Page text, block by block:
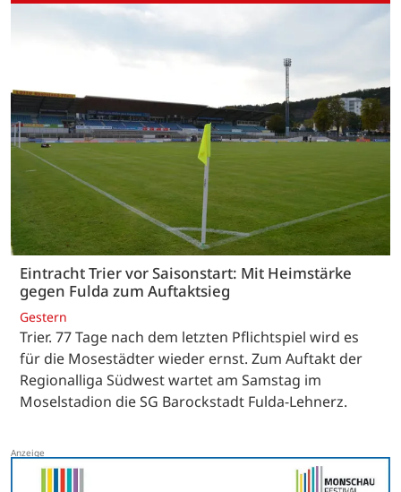
Eintracht Trier vor Saisonstart: Mit Heimstärke
gegen Fulda zum Auftaktsieg
Gestern
Trier. 77 Tage nach dem letzten Pflichtspiel wird es
für die Mosestädter wieder ernst. Zum Auftakt der
Regionalliga Südwest wartet am Samstag im
Moselstadion die SG Barockstadt Fulda-Lehnerz.